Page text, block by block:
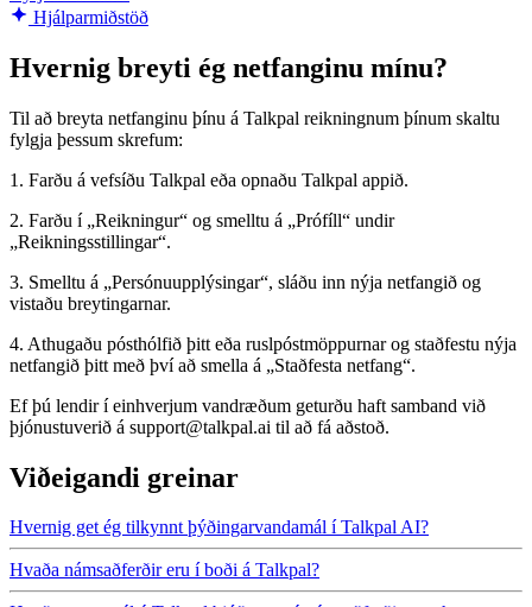
Hjálparmiðstöð
Hvernig breyti ég netfanginu mínu?
Til að breyta netfanginu þínu á Talkpal reikningnum þínum skaltu
fylgja þessum skrefum:
1. Farðu á vefsíðu Talkpal eða opnaðu Talkpal appið.
2. Farðu í „Reikningur“ og smelltu á „Prófíll“ undir
„Reikningsstillingar“.
3. Smelltu á „Persónuupplýsingar“, sláðu inn nýja netfangið og
vistaðu breytingarnar.
4. Athugaðu pósthólfið þitt eða ruslpóstmöppurnar og staðfestu nýja
netfangið þitt með því að smella á „Staðfesta netfang“.
Ef þú lendir í einhverjum vandræðum geturðu haft samband við
þjónustuverið á support@talkpal.ai til að fá aðstoð.
Viðeigandi greinar
Hvernig get ég tilkynnt þýðingarvandamál í Talkpal AI?
Hvaða námsaðferðir eru í boði á Talkpal?